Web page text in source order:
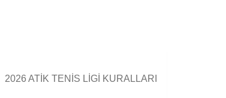
2026 ATİK TENİS LİGİ KURALLARI